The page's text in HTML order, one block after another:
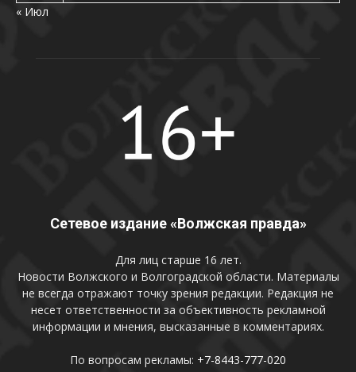
« Июл
Сетевое издание «Волжская правда»
Для лиц старше 16 лет.
Новости Волжского и Волгоградской области. Материалы
не всегда отражают точку зрения редакции. Редакция не
несет ответственности за объективность рекламной
информации и мнения, высказанные в комментариях.
По вопросам рекламы: +7-8443-777-020